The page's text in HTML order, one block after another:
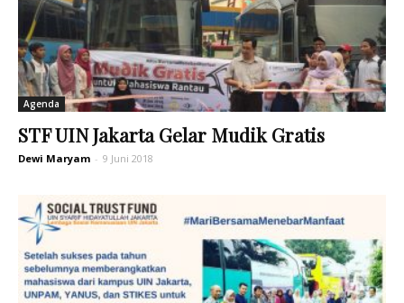
Agenda
STF UIN Jakarta Gelar Mudik Gratis
Dewi Maryam - 9 Juni 2018